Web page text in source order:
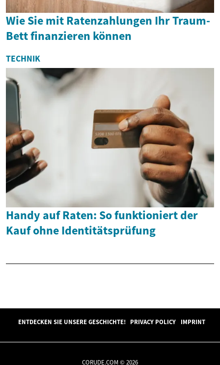
Wie Sie mit Ratenzahlungen Ihr Traum-
Bett finanzieren können
TECHNIK
Handy auf Raten: So funktioniert der
Kauf ohne Identitätsprüfung
ENTDECKEN SIE UNSERE GESCHICHTE! PRIVACY POLICY IMPRINT
CORUDE.COM © 2026